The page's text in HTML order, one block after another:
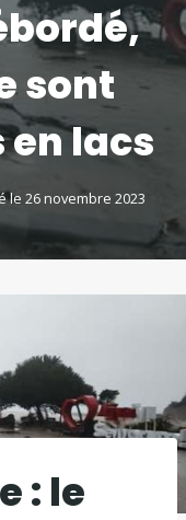
sont
lacs
le 26 novembre 2023
: le